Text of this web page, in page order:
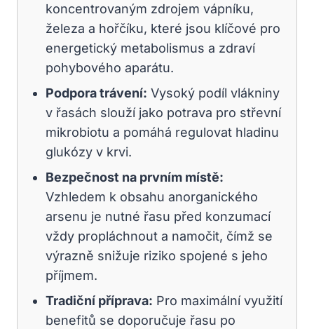
koncentrovaným zdrojem vápníku,
železa a hořčíku, které jsou klíčové pro
energetický metabolismus a zdraví
pohybového aparátu.
Podpora trávení: Vysoký podíl vlákniny
v řasách slouží jako potrava pro střevní
mikrobiotu a pomáhá regulovat hladinu
glukózy v krvi.
Bezpečnost na prvním místě:
Vzhledem k obsahu anorganického
arsenu je nutné řasu před konzumací
vždy propláchnout a namočit, čímž se
výrazně snižuje riziko spojené s jeho
příjmem.
Tradiční příprava: Pro maximální využití
benefitů se doporučuje řasu po